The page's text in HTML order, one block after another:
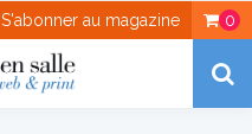
0
S'abonner au magazine